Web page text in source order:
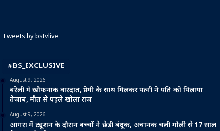
Tweets by bstvlive
#BS_EXCLUSIVE
August 9, 2026
बरेली में खौफनाक वारदात, प्रेमी के साथ मिलकर पत्नी ने पति को पिलाया
तेजाब, मौत से पहले खोला राज
August 9, 2026
आगरा में ट्यूशन के दौरान बच्चों ने छेड़ी बंदूक, अचानक चली गोली से 17 साल